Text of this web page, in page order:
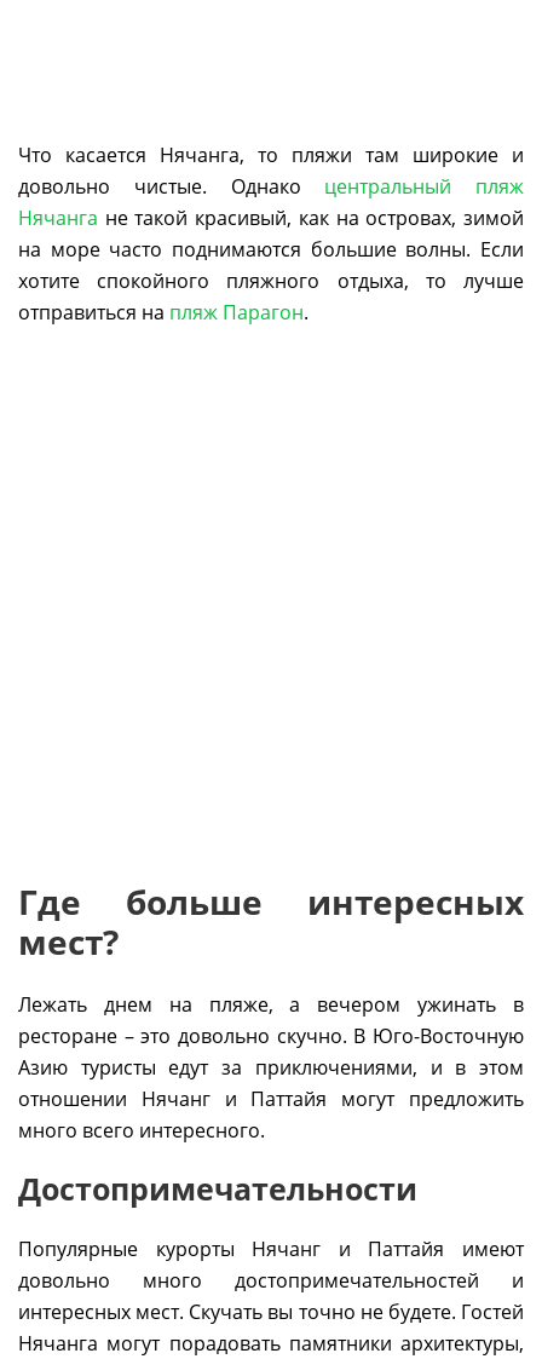
Что касается Нячанга, то пляжи там широкие и
довольно чистые. Однако центральный пляж
Нячанга не такой красивый, как на островах, зимой
на море часто поднимаются большие волны. Если
хотите спокойного пляжного отдыха, то лучше
отправиться на пляж Парагон.
Где больше интересных
мест?
Лежать днем на пляже, а вечером ужинать в
ресторане – это довольно скучно. В Юго-Восточную
Азию туристы едут за приключениями, и в этом
отношении Нячанг и Паттайя могут предложить
много всего интересного.
Достопримечательности
Популярные курорты Нячанг и Паттайя имеют
довольно много достопримечательностей и
интересных мест. Скучать вы точно не будете. Гостей
Нячанга могут порадовать памятники архитектуры,